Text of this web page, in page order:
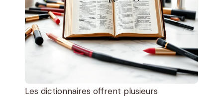
Les dictionnaires offrent plusieurs